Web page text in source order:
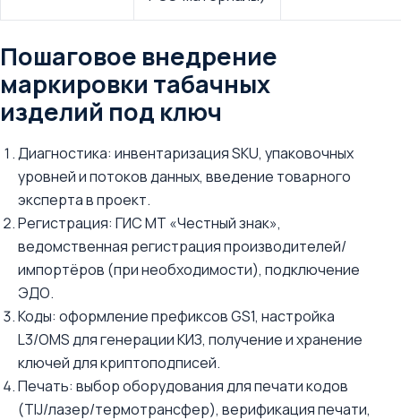
Пошаговое внедрение
маркировки табачных
изделий под ключ
Диагностика: инвентаризация SKU, упаковочных
уровней и потоков данных, введение товарного
эксперта в проект.
Регистрация: ГИС МТ «Честный знак»,
ведомственная регистрация производителей/
импортёров (при необходимости), подключение
ЭДО.
Коды: оформление префиксов GS1, настройка
L3/OMS для генерации КИЗ, получение и хранение
ключей для криптоподписей.
Печать: выбор оборудования для печати кодов
(TIJ/лазер/термотрансфер), верификация печати,